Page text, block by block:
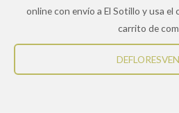
online con envío a El Sotillo y usa
carrito de